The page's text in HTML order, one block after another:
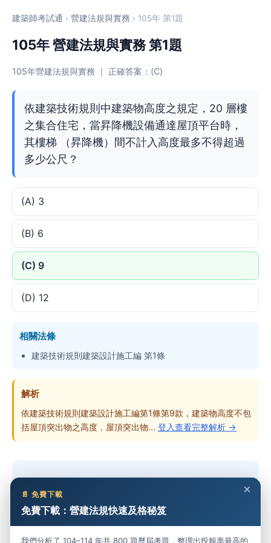
建築師考試通 › 營建法規與實務 › 105年 第1題
105年 營建法規與實務 第1題
105年營建法規與實務 ｜ 正確答案：(C)
依建築技術規則中建築物高度之規定，20 層樓
之集合住宅，當昇降機設備通達屋頂平台時，
其樓梯 （昇降機）間不計入高度最多不得超過
多少公尺？
(A) 3
(B) 6
(C) 9
(D) 12
相關法條
建築技術規則建築設計施工編 第1條
解析
依建築技術規則建築設計施工編第1條第9款，建築物高度不包
括屋頂突出物之高度，屋頂突出物... 登入查看完整解析 →
免費開始練習 →
×
📄 免費下載
免費下載：營建法規快速及格秘笈
我們分析了 104–114 年共 800 題歷屆考題，整理出投報率最高的